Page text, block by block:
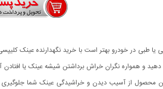
یا طبی در خودرو بهتر است با خرید نگهدارنده عینک
دهید و همواره نگران خراش برداشتن شیشه عینک یا
محصول از آسیب دیدن و خراشیدگی عینک شما